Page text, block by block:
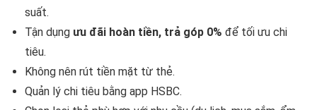
suất.
Tận dụng ưu đãi hoàn tiền, trả góp 0% để tối ưu chi
tiêu.
Không nên rút tiền mặt từ thẻ.
Quản lý chi tiêu bằng app HSBC.